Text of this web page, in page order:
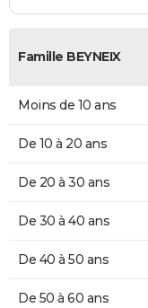
Famille BEYNEIX
Moins de 10 ans
De 10 à 20 ans
De 20 à 30 ans
De 30 à 40 ans
De 40 à 50 ans
De 50 à 60 ans